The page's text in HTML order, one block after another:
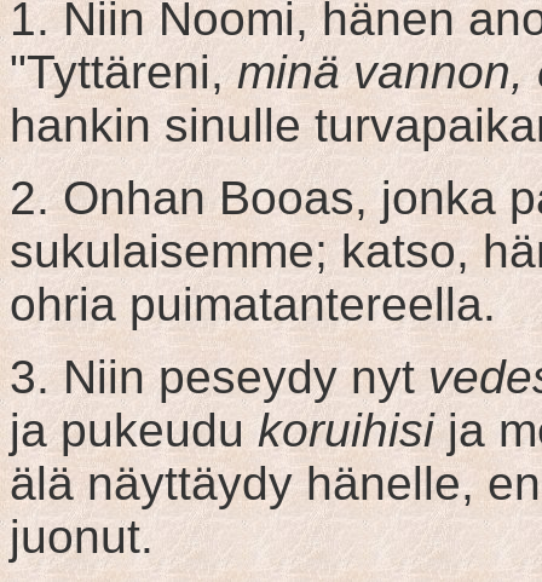
1. Niin Noomi, hänen
"Tyttäreni,minä vannon,
hankin sinulle
2. Onhan Booas, jonka
sukulaisemme; katso,
ohria puimatantereella.
3. Niin peseydy nyt
ja pukeudu koruihisija
älä näyttäydy hänelle,
juonut.